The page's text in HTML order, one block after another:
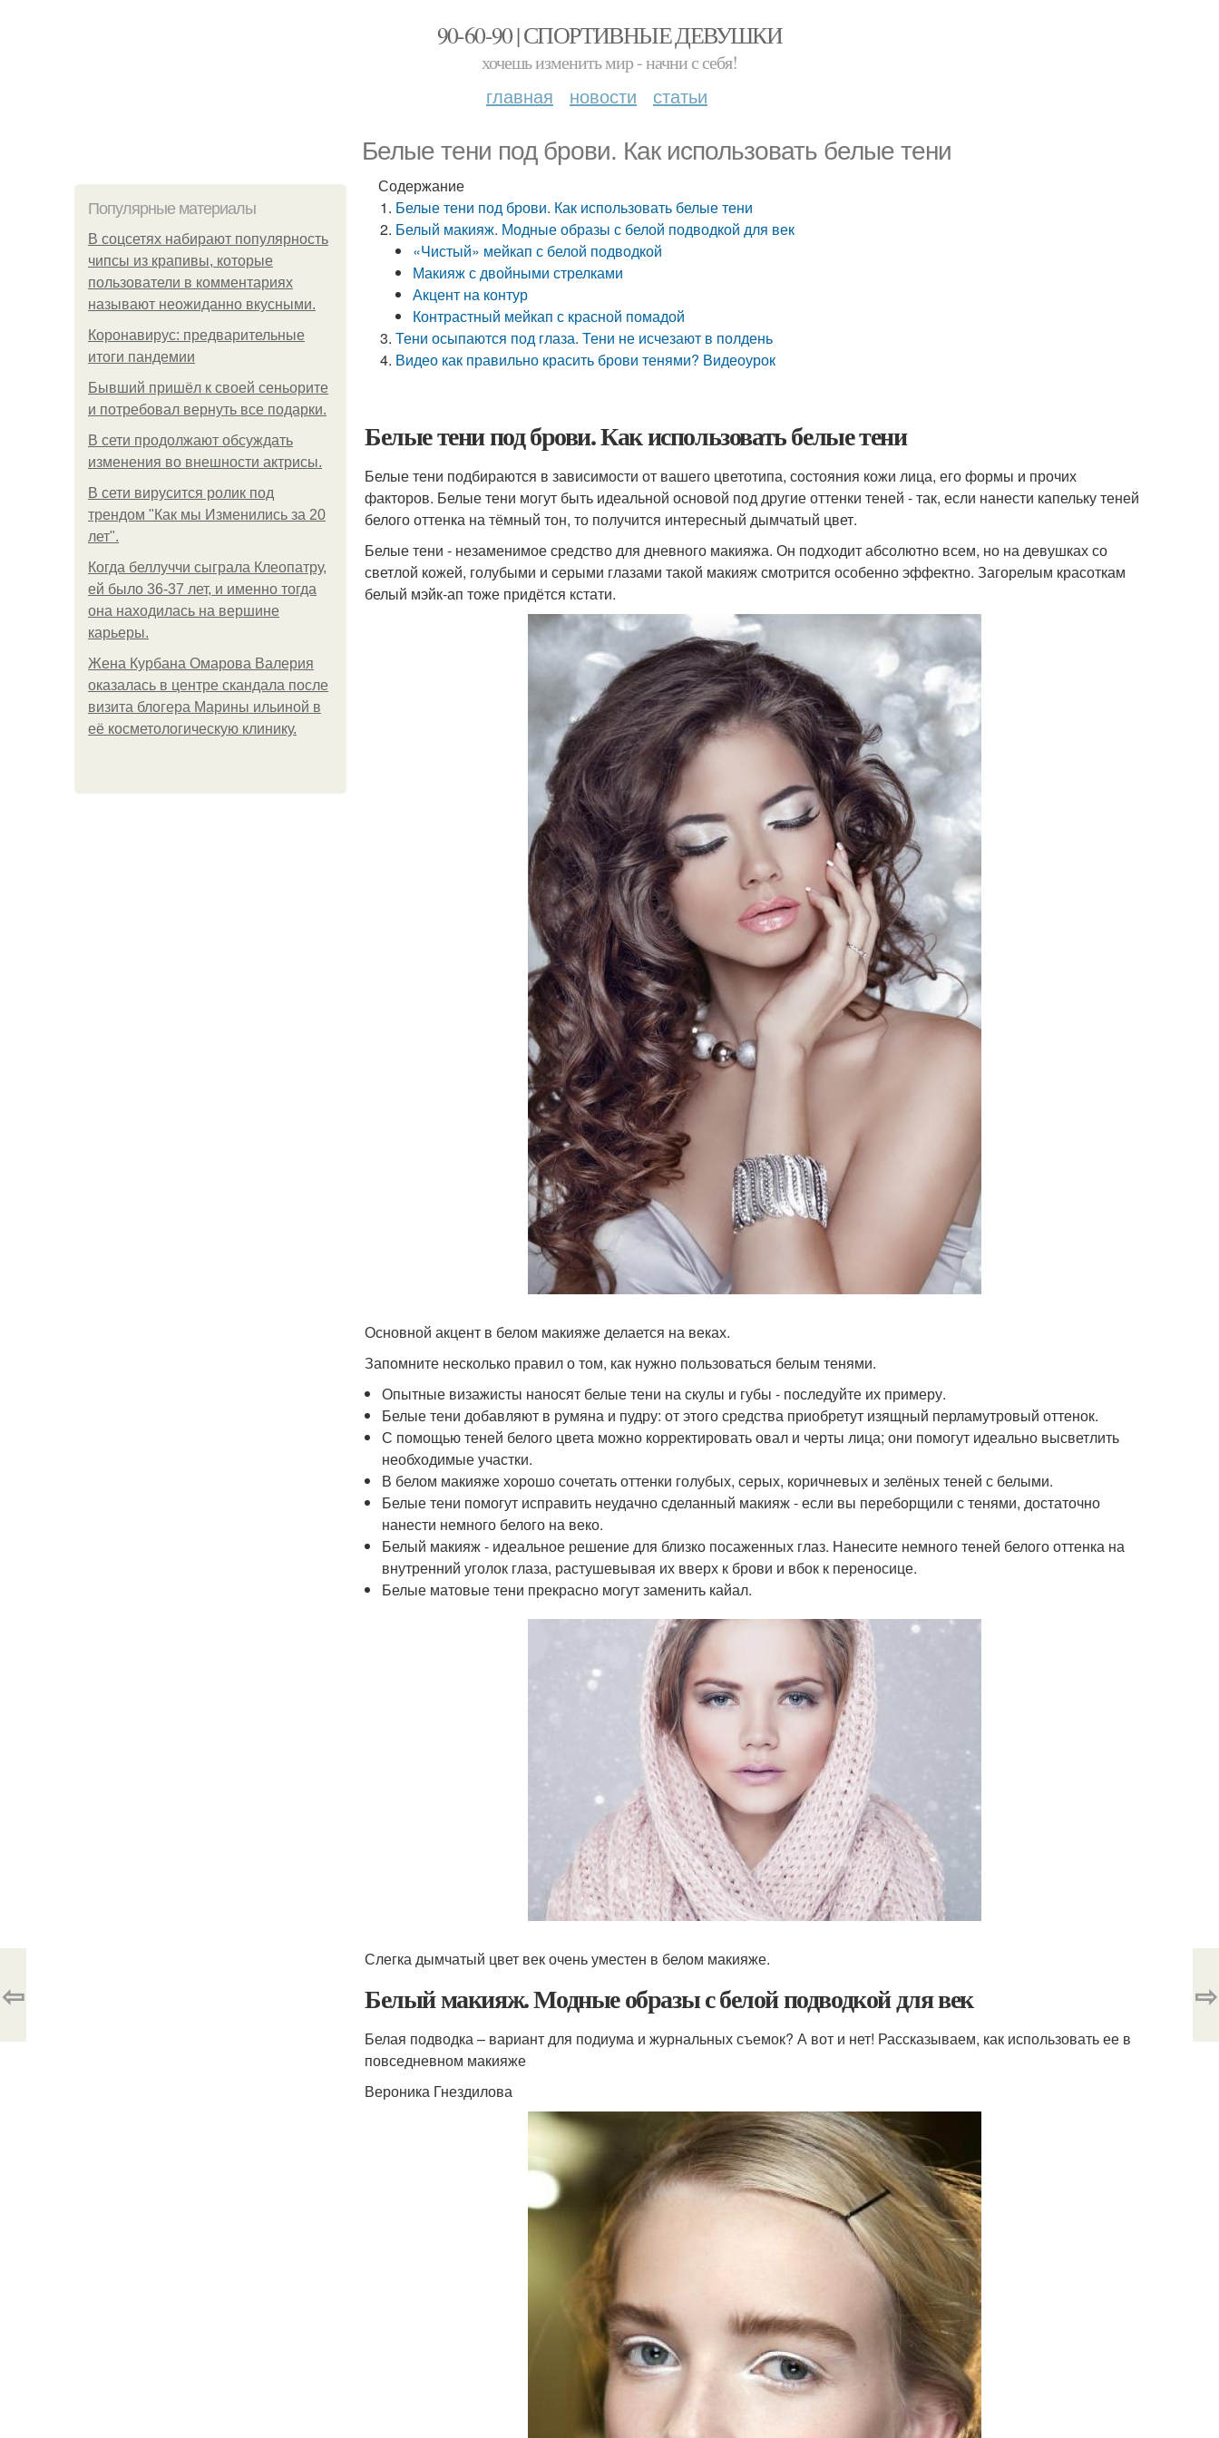
90-60-90 | СПОРТИВНЫЕ ДЕВУШКИ
хочешь изменить мир - начни с себя!
главная новости статьи
Белые тени под брови. Как использовать белые тени
Популярные материалы
В соцсетях набирают популярность
чипсы из крапивы, которые
пользователи в комментариях
называют неожиданно вкусными.
Коронавирус: предварительные
итоги пандемии
Бывший пришёл к своей сеньорите
и потребовал вернуть все подарки.
В сети продолжают обсуждать
изменения во внешности актрисы.
В сети вирусится ролик под
трендом "Как мы Изменились за 20
лет".
Когда беллуччи сыграла Клеопатру,
ей было 36-37 лет, и именно тогда
она находилась на вершине
карьеры.
Жена Курбана Омарова Валерия
оказалась в центре скандала после
визита блогера Марины ильиной в
её косметологическую клинику.
Содержание
Белые тени под брови. Как использовать белые тени
Белый макияж. Модные образы с белой подводкой для век
«Чистый» мейкап с белой подводкой
Макияж с двойными стрелками
Акцент на контур
Контрастный мейкап с красной помадой
Тени осыпаются под глаза. Тени не исчезают в полдень
Видео как правильно красить брови тенями? Видеоурок
Белые тени под брови. Как использовать белые тени
Белые тени подбираются в зависимости от вашего цветотипа, состояния кожи лица, его формы и прочих
факторов. Белые тени могут быть идеальной основой под другие оттенки теней - так, если нанести капельку теней
белого оттенка на тёмный тон, то получится интересный дымчатый цвет.
Белые тени - незаменимое средство для дневного макияжа. Он подходит абсолютно всем, но на девушках со
светлой кожей, голубыми и серыми глазами такой макияж смотрится особенно эффектно. Загорелым красоткам
белый мэйк-ап тоже придётся кстати.
Основной акцент в белом макияже делается на веках.
Запомните несколько правил о том, как нужно пользоваться белым тенями.
Опытные визажисты наносят белые тени на скулы и губы - последуйте их примеру.
Белые тени добавляют в румяна и пудру: от этого средства приобретут изящный перламутровый оттенок.
С помощью теней белого цвета можно корректировать овал и черты лица; они помогут идеально высветлить
необходимые участки.
В белом макияже хорошо сочетать оттенки голубых, серых, коричневых и зелёных теней с белыми.
Белые тени помогут исправить неудачно сделанный макияж - если вы переборщили с тенями, достаточно
нанести немного белого на веко.
Белый макияж - идеальное решение для близко посаженных глаз. Нанесите немного теней белого оттенка на
внутренний уголок глаза, растушевывая их вверх к брови и вбок к переносице.
Белые матовые тени прекрасно могут заменить кайал.
Слегка дымчатый цвет век очень уместен в белом макияже.
Белый макияж. Модные образы с белой подводкой для век
Белая подводка – вариант для подиума и журнальных съемок? А вот и нет! Рассказываем, как использовать ее в
повседневном макияже
Вероника Гнездилова
⇦ ⇨